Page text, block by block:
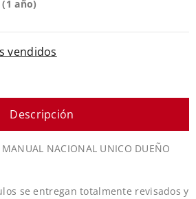
año)
vendidos
Descripción
NACIONAL UNICO DUEÑO
se entregan totalmente revisados y